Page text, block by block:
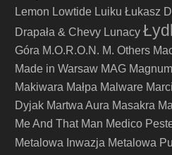
Lemon Lowtide Luiku Łukasz
Drapała & Chevy Lunacy
Góra M.O.R.O.N. M. Others
Made in Warsaw MAG Magnum
Makiwara Małpa Malware
Dyjak Martwa Aura Masakra
Me And That Man Medico
Metalowa Inwazja Metalowa